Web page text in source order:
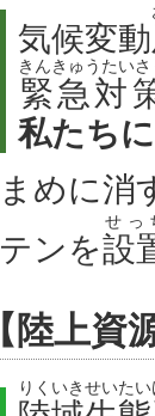
気候変動
緊急対
きんきゅうたいさ
私たち
めに消
ンを設
せっ
陸上資
りくいきせいた